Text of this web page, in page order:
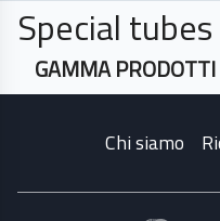
Special tubes
GAMMA PRODOTTI
Chi siamo